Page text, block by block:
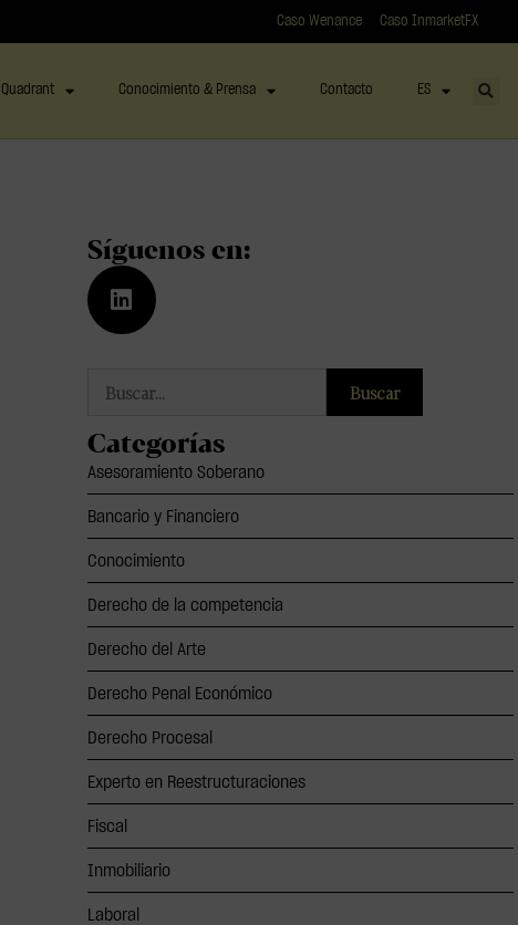
Caso Wenance Caso InmarketFX
Quadrant Conocimiento & Prensa Contacto ES
Síguenos en:
Buscar
Categorías
Asesoramiento Soberano
Bancario y Financiero
Conocimiento
Derecho de la competencia
Derecho del Arte
Derecho Penal Económico
Derecho Procesal
Experto en Reestructuraciones
Fiscal
Inmobiliario
Laboral